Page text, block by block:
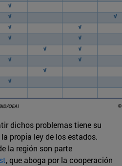
dichos problemas tiene su
propia ley de los estados.
la región son parte
, que aboga por la cooperación